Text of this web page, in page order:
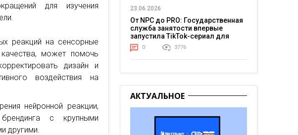
для изучения
реакций на сенсорные
может помочь
дизайн и
воздействия на
нейронной реакции,
брендинга с крупными
другими.
23.06.2026
От NPC до PRO: Государственная
служба занятости впервые
запустила TikTok-сериал для
молодежи
0 3776
АКТУАЛЬНОЕ